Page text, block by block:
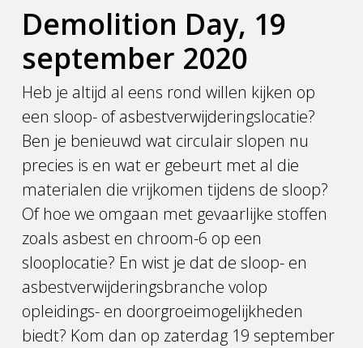
Demolition Day, 19
september 2020
Heb je altijd al eens rond willen kijken op
een sloop- of asbestverwijderingslocatie?
Ben je benieuwd wat circulair slopen nu
precies is en wat er gebeurt met al die
materialen die vrijkomen tijdens de sloop?
Of hoe we omgaan met gevaarlijke stoffen
zoals asbest en chroom-6 op een
slooplocatie? En wist je dat de sloop- en
asbestverwijderingsbranche volop
opleidings- en doorgroeimogelijkheden
biedt? Kom dan op zaterdag 19 september